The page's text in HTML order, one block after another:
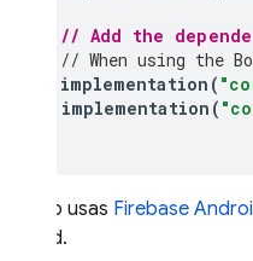
// Add the
// When using the
implementation (
implementation (
Cuando usas Firebase
Android.